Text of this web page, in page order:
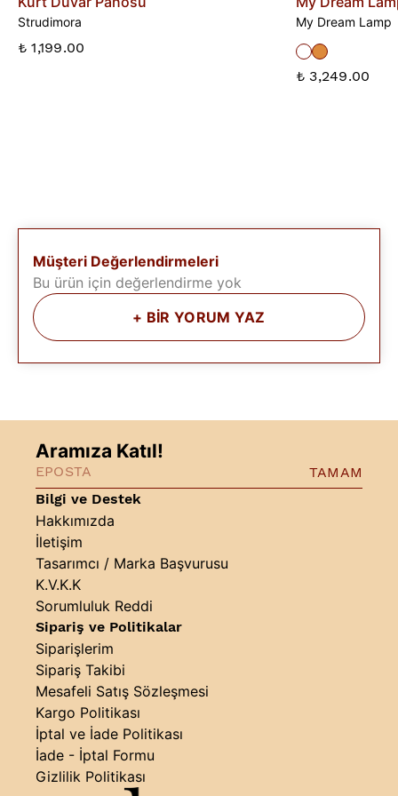
Strudimora
₺ 1,199.00
My Dream Lamp
₺ 3,249.00
Müşteri Değerlendirmeleri
Bu ürün için değerlendirme yok
+ BİR YORUM YAZ
Bilgi ve Destek
Hakkımızda
İletişim
Tasarımcı / Marka Başvurusu
K.V.K.K
Sorumluluk Reddi
Sipariş ve Politikalar
Siparişlerim
Sipariş Takibi
Mesafeli Satış Sözleşmesi
Kargo Politikası
İptal ve İade Politikası
İade - İptal Formu
Gizlilik Politikası
Aramıza Katıl!
TAMAM